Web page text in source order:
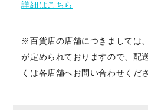
詳細はこちら
※百貨店の店舗につきましては
が定められておりますので、配
くは各店舗へお問い合わせくだ